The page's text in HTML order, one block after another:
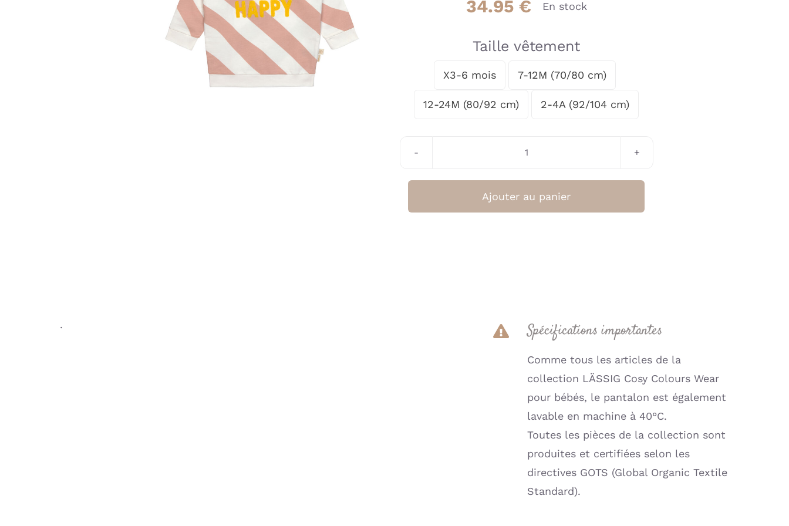
34.95 € En stock
Taille vêtement
X3-6 mois 7-12M (70/80 cm)
12-24M (80/92 cm) 2-4A (92/104 cm)
Sweat
Ajouter au panier
. Spécifications importantes
Comme tous les articles de la
collection LÄSSIG Cosy Colours Wear
pour bébés, le pantalon est également
lavable en machine à 40°C.
Toutes les pièces de la collection sont
produites et certifiées selon les
directives GOTS (Global Organic Textile
Standard).